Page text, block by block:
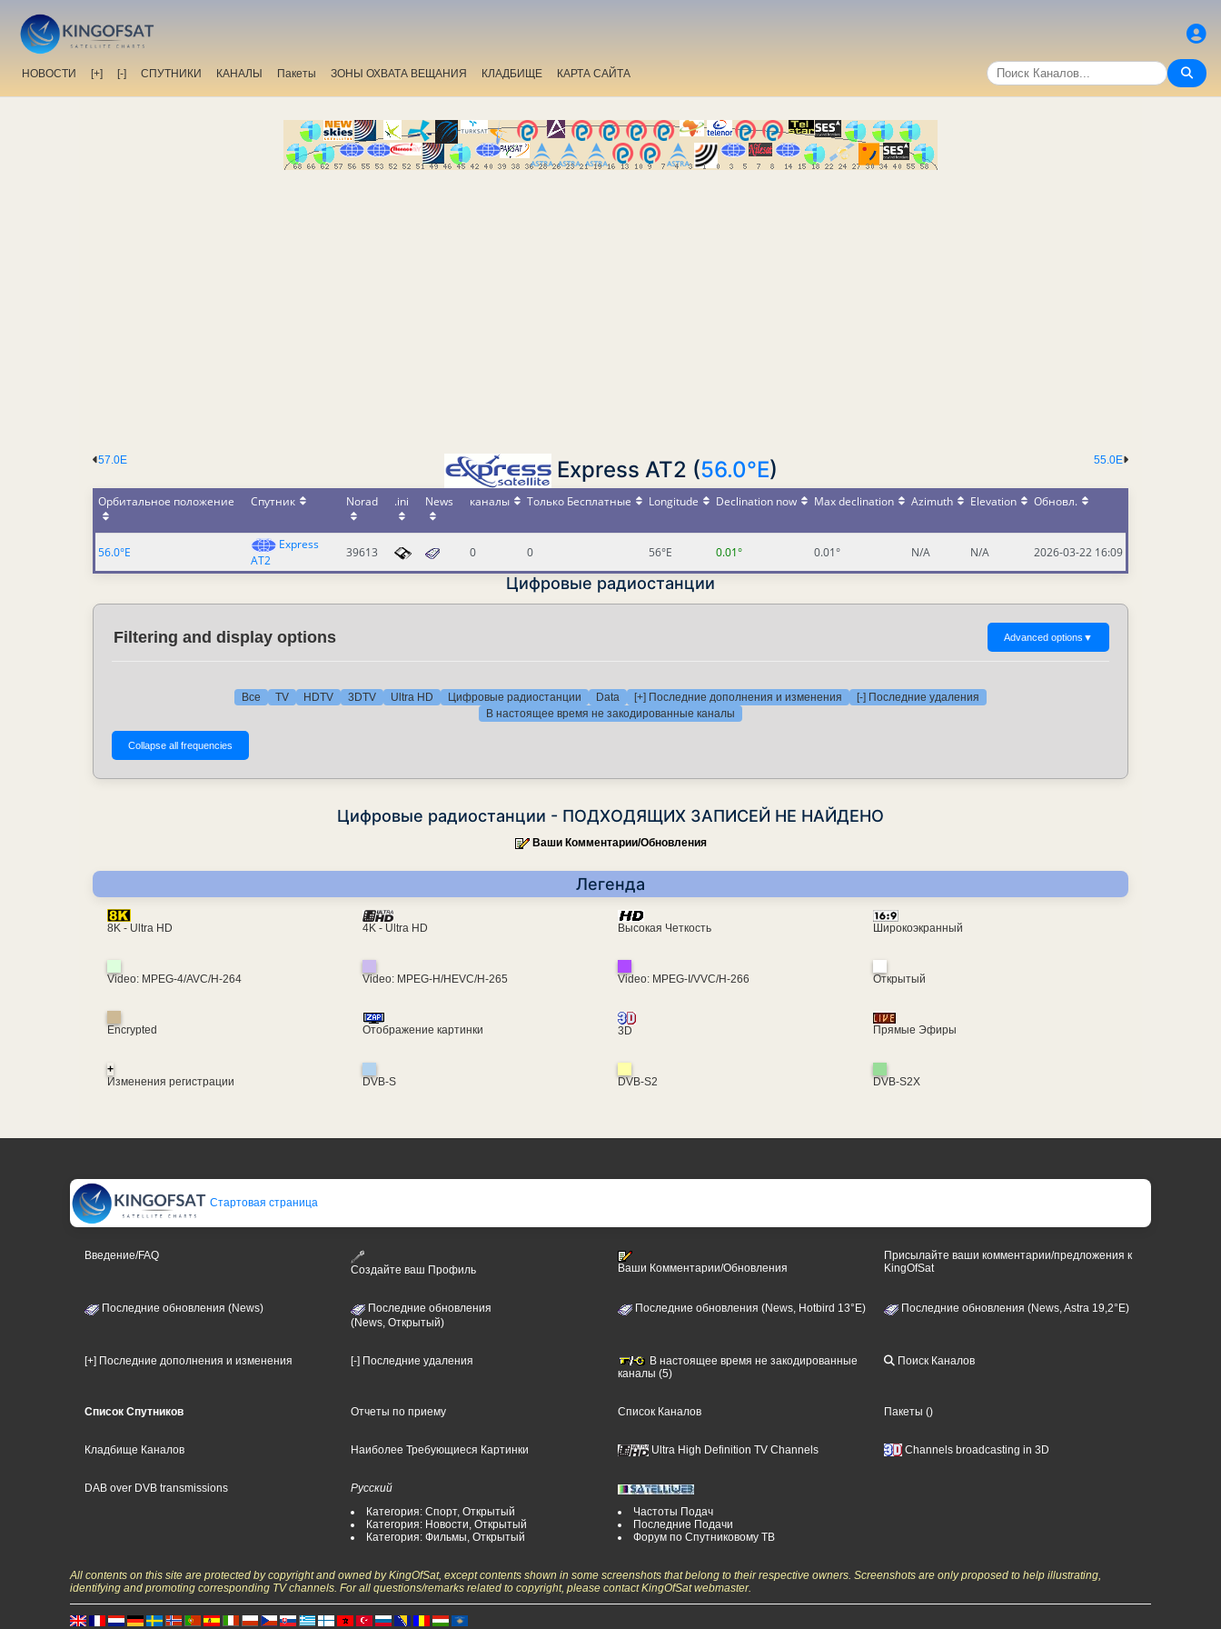
НОВОСТИ [+] [-] СПУТНИКИ КАНАЛЫ Пакеты ЗОНЫ ОХВАТА ВЕЩАНИЯ КЛАДБИЩЕ КАРТА САЙТА
55.0E
57.0E Express AT2 (56.0°E)
Орбитальное положение Спутник Norad .ini News каналы Только Бесплатные Longitude Declination now Max declination Azimuth Elevation Обновл.
56.0°E
Express
AT2
39613 0 0 56°E 0.01° 0.01° N/A N/A 2026-03-22 16:09
Цифровые радиостанции
Filtering and display options Advanced options ▼
Все TV HDTV 3DTV Ultra HD Цифровые радиостанции Data [+] Последние дополнения и изменения
[-] Последние удаления
В настоящее время не закодированные каналы
Цифровые радиостанции - ПОДХОДЯЩИХ ЗАПИСЕЙ НЕ НАЙДЕНО
Ваши Комментарии/Обновления
Легенда
8K - Ultra HD 4K - Ultra HD Высокая Четкость Широкоэкранный
Video: MPEG-4/AVC/H-264 Video: MPEG-H/HEVC/H-265 Video: MPEG-I/VVC/H-266 Открытый
Encrypted Отображение картинки 3D Прямые Эфиры
+
Изменения регистрации
DVB-S DVB-S2 DVB-S2X
Стартовая страница
Введение/FAQ
Создайте ваш Профиль
Ваши Комментарии/Обновления
Присылайте ваши комментарии/предложения к
KingOfSat
Последние обновления (News)
Последние обновления
(News, Открытый)
Последние обновления (News, Hotbird 13°E) Последние обновления (News, Astra 19,2°E)
[+] Последние дополнения и изменения [-] Последние удаления
В настоящее время не закодированные
каналы (5)
Поиск Каналов
Список Спутников Отчеты по приему Список Каналов Пакеты ()
Кладбище Каналов Наиболее Требующиеся Картинки Ultra High Definition TV Channels Channels broadcasting in 3D
DAB over DVB transmissions
Русский
Категория: Спорт, Открытый
Категория: Новости, Открытый
Категория: Фильмы, Открытый
Частоты Подач
Последние Подачи
Форум по Спутниковому ТВ
All contents on this site are protected by copyright and owned by KingOfSat, except contents shown in some screenshots that belong to their respective owners. Screenshots are only proposed to help illustrating,
identifying and promoting corresponding TV channels. For all questions/remarks related to copyright, please contact KingOfSat webmaster.